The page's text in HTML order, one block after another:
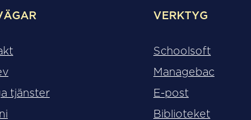
tjänster
VERKTYG
Schoolsoft
Managebac
E-post
Biblioteket